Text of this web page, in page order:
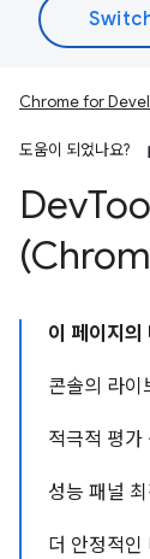
Chrome for
도움이 되었나요?
Dev
이 페이지의
콘솔의 라이
적극적 평가
성능 패널
더 안정적인